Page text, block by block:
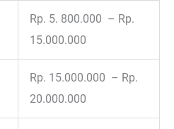
Rp. 5. 800.000 – Rp.
15.000.000
Rp. 15.000.000 – Rp.
20.000.000